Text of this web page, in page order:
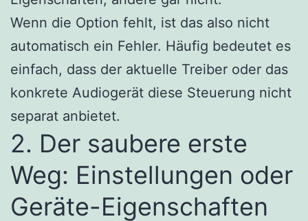
Wenn die Option fehlt, ist das also nicht
automatisch ein Fehler. Häufig bedeutet es
einfach, dass der aktuelle Treiber oder das
konkrete Audiogerät diese Steuerung nicht
separat anbietet.
2. Der saubere erste
Weg: Einstellungen oder
Geräte-Eigenschaften